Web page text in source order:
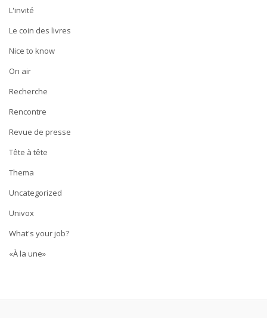
L'invité
Le coin des livres
Nice to know
On air
Recherche
Rencontre
Revue de presse
Tête à tête
Thema
Uncategorized
Univox
What's your job?
«À la une»